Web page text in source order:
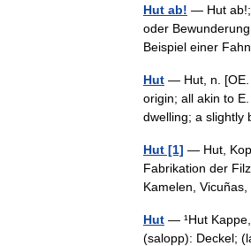
Hut ab! — Hut ab!;
oder
Beispiel einer
Hut — Hut, n. [OE.
origin; all akin to
dwelling; a
Hut [1] — Hut,
Fabrikation der
Kamelen,
Hut — ¹Hut
(salopp): Deckel;